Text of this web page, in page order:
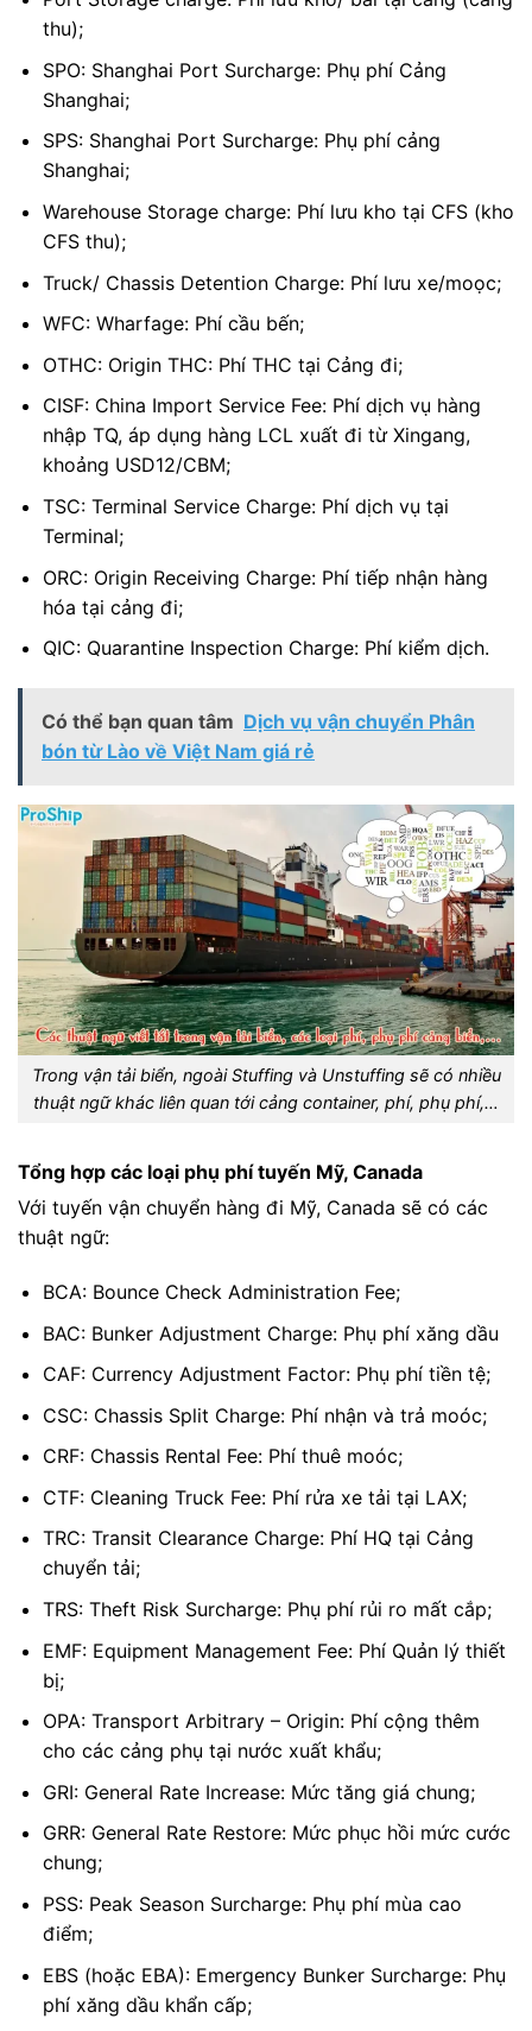
thu);
SPO: Shanghai Port Surcharge: Phụ phí Cảng
Shanghai;
SPS: Shanghai Port Surcharge: Phụ phí cảng
Shanghai;
Warehouse Storage charge: Phí lưu kho tại CFS (kho
CFS thu);
Truck/ Chassis Detention Charge: Phí lưu xe/moọc;
WFC: Wharfage: Phí cầu bến;
OTHC: Origin THC: Phí THC tại Cảng đi;
CISF: China Import Service Fee: Phí dịch vụ hàng
nhập TQ, áp dụng hàng LCL xuất đi từ Xingang,
khoảng USD12/CBM;
TSC: Terminal Service Charge: Phí dịch vụ tại
Terminal;
ORC: Origin Receiving Charge: Phí tiếp nhận hàng
hóa tại cảng đi;
QIC: Quarantine Inspection Charge: Phí kiểm dịch.
Có thể bạn quan tâm Dịch vụ vận chuyển Phân
bón từ Lào về Việt Nam giá rẻ
Trong vận tải biển, ngoài Stuffing và Unstuffing sẽ có nhiều
thuật ngữ khác liên quan tới cảng container, phí, phụ phí,…
Tổng hợp các loại phụ phí tuyến Mỹ, Canada
Với tuyến vận chuyển hàng đi Mỹ, Canada sẽ có các
thuật ngữ:
BCA: Bounce Check Administration Fee;
BAC: Bunker Adjustment Charge: Phụ phí xăng dầu
CAF: Currency Adjustment Factor: Phụ phí tiền tệ;
CSC: Chassis Split Charge: Phí nhận và trả moóc;
CRF: Chassis Rental Fee: Phí thuê moóc;
CTF: Cleaning Truck Fee: Phí rửa xe tải tại LAX;
TRC: Transit Clearance Charge: Phí HQ tại Cảng
chuyển tải;
TRS: Theft Risk Surcharge: Phụ phí rủi ro mất cắp;
EMF: Equipment Management Fee: Phí Quản lý thiết
bị;
OPA: Transport Arbitrary – Origin: Phí cộng thêm
cho các cảng phụ tại nước xuất khẩu;
GRI: General Rate Increase: Mức tăng giá chung;
GRR: General Rate Restore: Mức phục hồi mức cước
chung;
PSS: Peak Season Surcharge: Phụ phí mùa cao
điểm;
EBS (hoặc EBA): Emergency Bunker Surcharge: Phụ
phí xăng dầu khẩn cấp;